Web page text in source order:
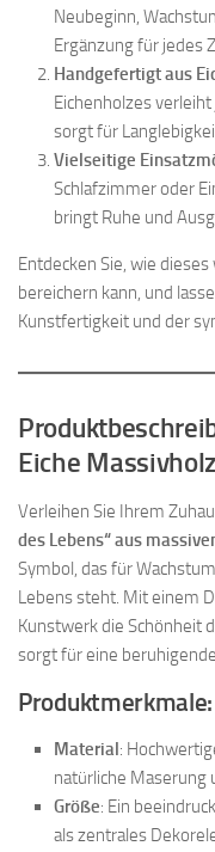
Neubeginn,
Ergänzung für jedes
Handgefertigt aus
Eichenholzes
sorgt für
Vielseitige
Schlafzimmer oder
bringt Ruhe und
Entdecken Sie, wie
bereichern kann, und
Kunstfertigkeit und der
Eiche Massivholz
Verleihen Sie Ihrem
des Lebens“ aus
Symbol, das für
Lebens steht. Mit einem
Kunstwerk die Schönheit
sorgt für eine
Produktmerkmale:
Material:
natürliche Maserung
Größe: Ein
als zentrales